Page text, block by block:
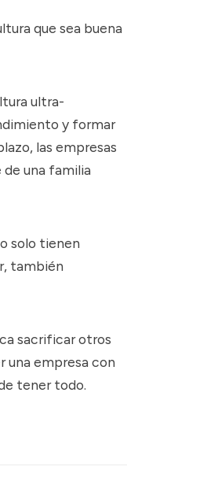
que sea buena
ultra-
y formar
, las empresas
una familia
solo tienen
también
sacrificar otros
una empresa con
tener todo.